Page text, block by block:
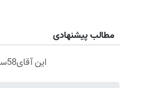
مطالب پیشنهادی
این آقای58ساله با کرم ضدچروک جلبک10سال جوان شد(سفارش با تخفیف)